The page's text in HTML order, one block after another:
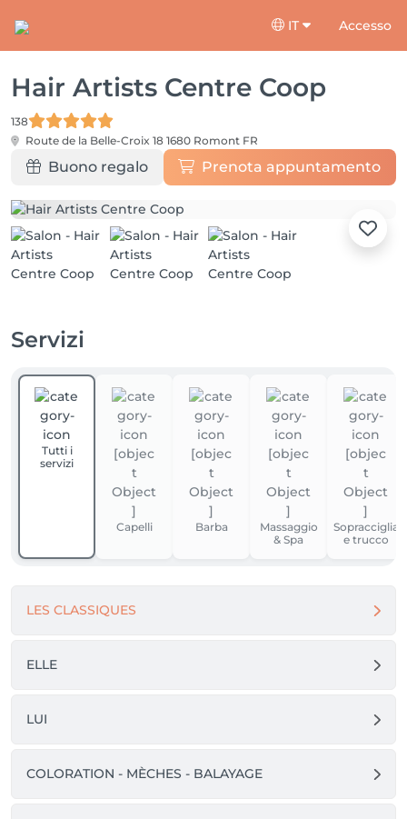
IT Accesso
Hair Artists Centre Coop
138
Route de la Belle-Croix 18 1680 Romont FR
Buono regalo Prenota appuntamento
Servizi
Tutti i
servizi
Capelli Barba
Massaggio
& Spa
Sopracciglia
e trucco
LES CLASSIQUES
ELLE
LUI
COLORATION - MÈCHES - BALAYAGE